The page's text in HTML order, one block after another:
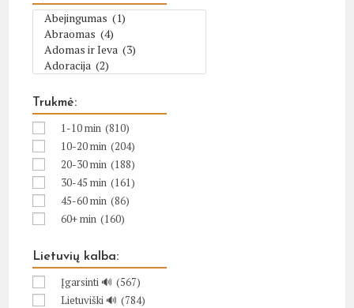
Trukmė:
1-10 min (810)
10-20 min (204)
20-30 min (188)
30-45 min (161)
45-60 min (86)
60+ min (160)
Lietuvių kalba:
Įgarsinti 🔊 (567)
Lietuviški 🔊 (784)